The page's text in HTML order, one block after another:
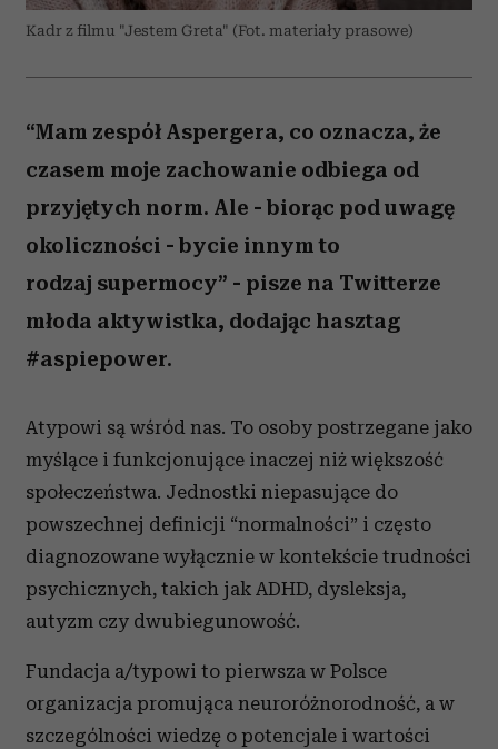
Kadr z filmu "Jestem Greta" (Fot. materiały prasowe)
“Mam zespół Aspergera, co oznacza, że
czasem moje zachowanie odbiega od
przyjętych norm. Ale - biorąc pod uwagę
okoliczności - bycie innym to
rodzaj supermocy” - pisze na Twitterze
młoda aktywistka, dodając hasztag
#aspiepower.
Atypowi są wśród nas. To osoby postrzegane jako
myślące i funkcjonujące inaczej niż większość
społeczeństwa. Jednostki niepasujące do
powszechnej definicji “normalności” i często
diagnozowane wyłącznie w kontekście trudności
psychicznych, takich jak ADHD, dysleksja,
autyzm czy dwubiegunowość.
Fundacja a/typowi to pierwsza w Polsce
organizacja promująca neuroróżnorodność, a w
szczególności wiedzę o potencjale i wartości